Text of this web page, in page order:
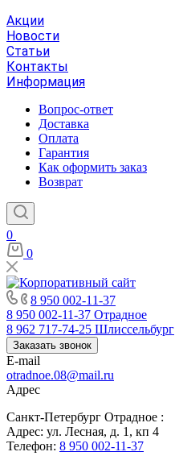
Акции
Новости
Статьи
Контакты
Информация
Вопрос-ответ
Доставка
Оплата
Гарантия
Как оформить заказ
Возврат
0
0
8 950 002-11-37
8 950 002-11-37 Отрадное
8 962 717-74-25 Шлиссельбург
Заказать звонок
E-mail
otradnoe.08@mail.ru
Адрес
Санкт-Петербург Отрадное :
Адрес: ул. Лесная, д. 1, кп 4
Телефон: 8 950 002-11-37